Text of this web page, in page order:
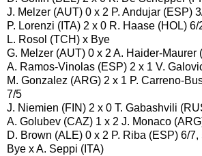
J. Melzer (AUT) 0 x 2 P. Andujar (ESP)
P. Lorenzi (ITA) 2 x 0 R. Haase (HOL) 6/
L. Rosol (TCH) x Bye
G. Melzer (AUT) 0 x 2 A. Haider-Maurer
A. Ramos-Vinolas (ESP) 2 x 1 V.
M. Gonzalez (ARG) 2 x 1 P. Carreno-
7/5
J. Niemien (FIN) 2 x 0 T. Gabashvili
A. Golubev (CAZ) 1 x 2 J. Monaco
D. Brown (ALE) 0 x 2 P. Riba (ESP) 6/7,
Bye x A. Seppi (ITA)